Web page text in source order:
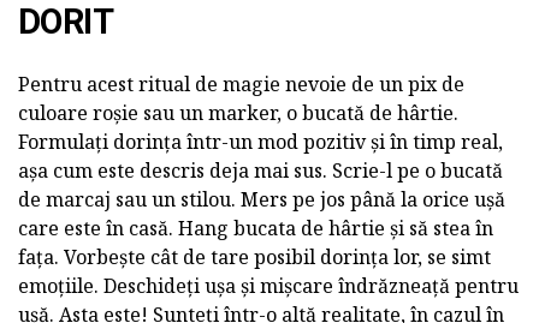
DORIT
Pentru acest ritual de magie nevoie de un pix de
culoare roșie sau un marker, o bucată de hârtie.
Formulați dorința într-un mod pozitiv și în timp real,
așa cum este descris deja mai sus. Scrie-l pe o bucată
de marcaj sau un stilou. Mers pe jos până la orice ușă
care este în casă. Hang bucata de hârtie și să stea în
fața. Vorbește cât de tare posibil dorința lor, se simt
emoțiile. Deschideți ușa și mișcare îndrăzneață pentru
ușă. Asta este! Sunteți într-o altă realitate, în cazul în